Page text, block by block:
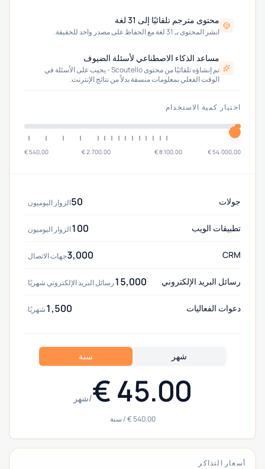
محتوى مترجم تلقائيًا إلى 31 لغة
انشر المحتوى بـ 31 لغة مع الحفاظ على مصدر واحد للحقيقة.
مساعد الذكاء الاصطناعي لأسئلة الضيوف
تم إنشاؤه تلقائيًا من محتوى Scoutello - يجيب على الأسئلة في
الوقت الفعلي بمعلومات منسقة بدلاً من نتائج الإنترنت.
اختيار كمية الاستخدام
540,00 € 2.700,00 € 8.100,00 € 54.000,00 €
جولات 50الزوار اليوميون
تطبيقات الويب 100الزوار اليوميون
CRM
3,000جهات الاتصال
رسائل البريد الإلكتروني 15,000رسائل البريد الإلكتروني شهريًا
دعوات الفعاليات 1,500شهريًا
شهر سنة
/شهر
‏540.00 €
/ سنة
أسعار التذاكر